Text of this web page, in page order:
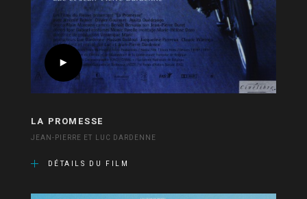
LA PROMESSE
JEAN-PIERRE ET LUC DARDENNE
DÉTAILS DU FILM